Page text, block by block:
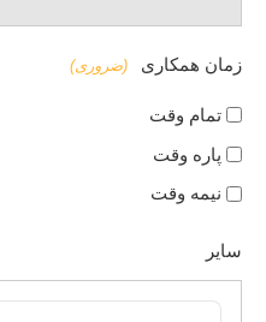
زمان همکاری (ضروری)
تمام وقت
پاره وقت
نیمه وقت
سایر